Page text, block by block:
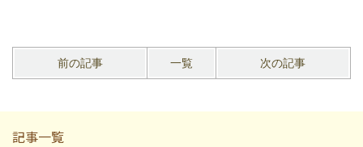
前の記事 一覧 次の記事
記事一覧